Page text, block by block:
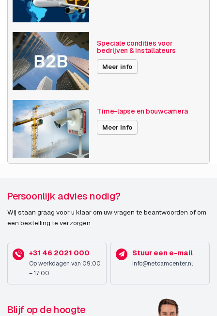
Speciale condities voor
bedrijven & installateurs
Meer info
Time-lapse en bouwcamera
Meer info
Persoonlijk advies nodig?
Wij staan graag voor u klaar om uw vragen te beantwoorden of om
een bestelling te verzorgen.
+31 46 2021 000
Op werkdagen van 09:00
– 17:00
Stuur een e-mail
info@netcamcenter.nl
Blijf op de hoogte